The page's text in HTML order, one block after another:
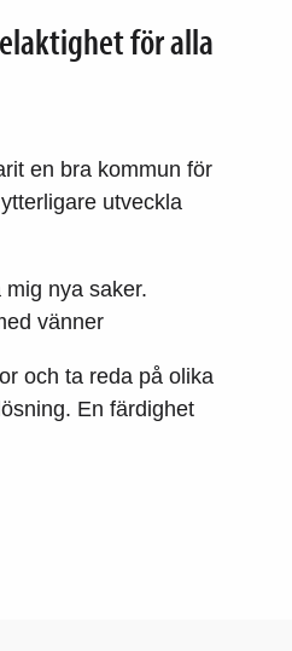
för alla
en bra kommun för
utveckla
nya saker.
vänner
och ta reda på olika
En färdighet